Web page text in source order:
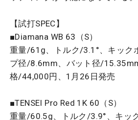
【試打SPEC】
■Diamana WB 63（S）
重量/61g、トルク/3.1°、キック
プ径/8.6mm、バット径/
格/44,000円、1月26日発売
■TENSEI Pro Red 1K 60（S）
重量/60.5g、トルク/3.9°、キッ